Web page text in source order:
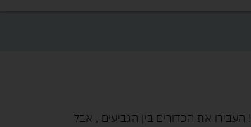
את הכדורים בין הגביעים , אבל